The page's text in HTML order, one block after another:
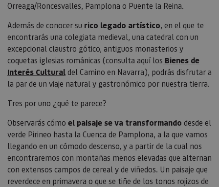
Orreaga/Roncesvalles, Pamplona o Puente la Reina.
Además de conocer su rico legado artístico, en el que te
encontrarás una colegiata medieval, una catedral con un
excepcional claustro gótico, antiguos monasterios y
coquetas iglesias románicas (consulta aquí los Bienes de
Interés Culturaldel Camino en Navarra), podrás disfrutar a
la par de un viaje natural y gastronómico por nuestra tierra.
Tres por uno ¿qué te parece?
Observarás cómo el paisaje se va transformando desde el
verde Pirineo hasta la Cuenca de Pamplona, a la que vamos
llegando en un cómodo descenso, y a partir de la cual nos
encontraremos con montañas menos elevadas que alternan
con extensos campos de cereal y de viñedos. Un paisaje que
reverdece en primavera o que se tiñe de los tonos rojizos de